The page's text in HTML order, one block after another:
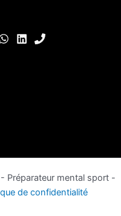
Préparateur mental sport -
de confidentialité